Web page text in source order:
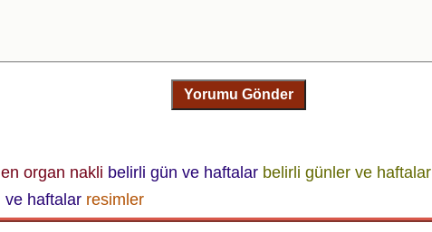
Yorumu Gönder
organ nakli belirli gün ve haftalar belirli günler ve haftalar
ve haftalar resimler